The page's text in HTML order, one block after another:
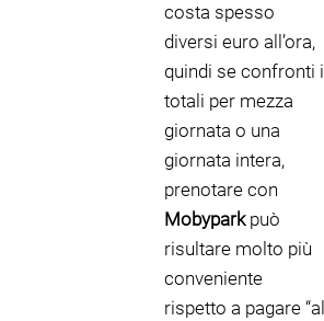
costa spesso
diversi euro all’ora,
quindi se confronti i
totali per mezza
giornata o una
giornata intera,
prenotare con
Mobyparkpuò
risultare molto più
conveniente
rispetto a pagare “al